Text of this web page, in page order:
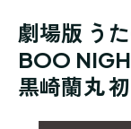
劇場版 う
BOO
黒崎蘭丸